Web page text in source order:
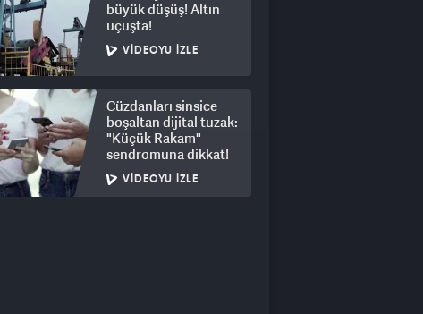
büyük düşüş! Altın
uçuşta!
VIDEOYU İZLE
Cüzdanları sinsice
boşaltan dijital tuzak:
"Küçük Rakam"
sendromuna dikkat!
VIDEOYU İZLE